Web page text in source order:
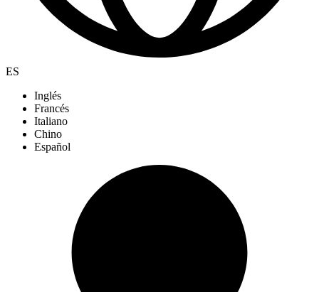
ES
Inglés
Francés
Italiano
Chino
Español